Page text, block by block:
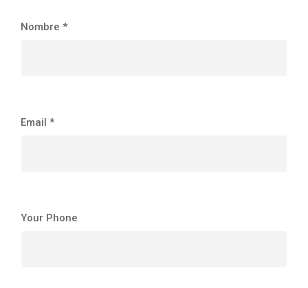
Nombre *
Email *
Your Phone